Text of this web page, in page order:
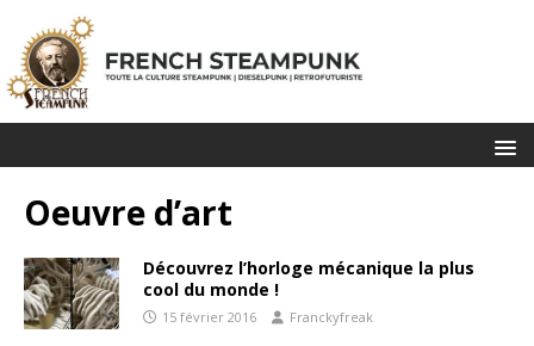
Oeuvre d’art
Découvrez l’horloge mécanique la plus
cool du monde !
15 février 2016 Franckyfreak